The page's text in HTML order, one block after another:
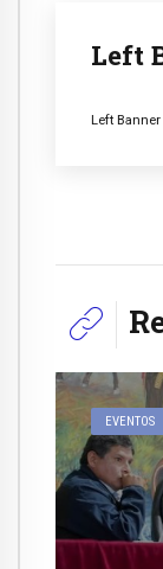
Left
Left Banner
EVENTOS